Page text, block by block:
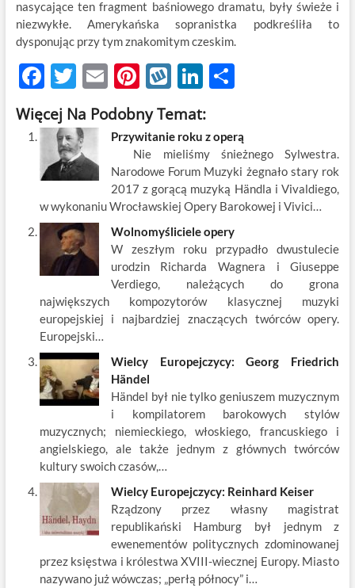
nasycające ten fragment baśniowego dramatu, były świeże i
niezwykłe. Amerykańska sopranistka podkreśliła to
dysponując przy tym znakomitym czeskim.
F
ac
e
b
o
o
k
T
w
itt
er
E
m
ail
Pi
nt
er
es
t
W
k
o
p
Li
k
e
dI
n
S
e
Więcej Na Podobny Temat:
Przywitanie roku z operą
Nie mieliśmy śnieżnego Sylwestra.
Narodowe Forum Muzyki żegnało stary rok
2017 z gorącą muzyką Händla i Vivaldiego,
w wykonaniu Wrocławskiej Opery Barokowej i Vivici…
Wolnomyśliciele opery
W zeszłym roku przypadło dwustulecie
urodzin Richarda Wagnera i Giuseppe
Verdiego, należących do grona
największych kompozytorów klasycznej muzyki
europejskiej i najbardziej znaczących twórców opery.
Europejski…
Wielcy Europejczycy: Georg Friedrich
Händel
Händel był nie tylko geniuszem muzycznym
i kompilatorem barokowych stylów
muzycznych; niemieckiego, włoskiego, francuskiego i
angielskiego, ale także jednym z głównych twórców
kultury swoich czasów,…
Wielcy Europejczycy: Reinhard Keiser
Rządzony przez własny magistrat
republikański Hamburg był jednym z
ewenementów politycznych zdominowanej
przez księstwa i królestwa XVIII-wiecznej Europy. Miasto
nazywano już wówczas; „perłą północy” i…